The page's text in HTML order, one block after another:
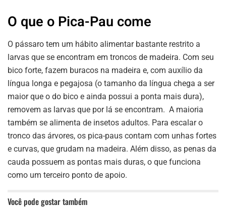
O que o Pica-Pau come
O pássaro tem um hábito alimentar bastante restrito a
larvas que se encontram em troncos de madeira. Com seu
bico forte, fazem buracos na madeira e, com auxílio da
língua longa e pegajosa (o tamanho da língua chega a ser
maior que o do bico e ainda possui a ponta mais dura),
removem as larvas que por lá se encontram. A maioria
também se alimenta de insetos adultos. Para escalar o
tronco das árvores, os pica-paus contam com unhas fortes
e curvas, que grudam na madeira. Além disso, as penas da
cauda possuem as pontas mais duras, o que funciona
como um terceiro ponto de apoio.
Você pode gostar também